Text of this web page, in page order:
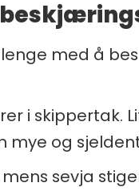
med å
i skippertak.
mye og
sevja